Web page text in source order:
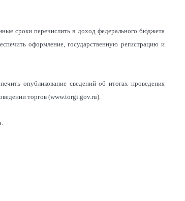
сроки перечислить в доход федерального бюджета
оформление, государственную регистрацию и
опубликование сведений об итогах проведения
торгов (www.torgi.gov.ru).